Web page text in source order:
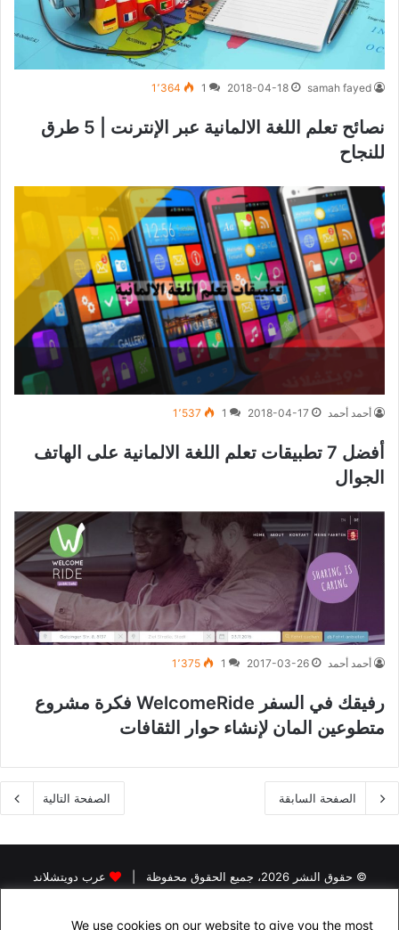
We use cookies on our website to give you the most
samah fayed
2018-04-18
1 1٬364
نصائح تعلم اللغة الالمانية عبر الإنترنت | 5 طرق
للنجاح
أحمد أحمد 2018-04-17
1 1٬537
أفضل 7 تطبيقات تعلم اللغة الالمانية على الهاتف
الجوال
أحمد أحمد 2017-03-26
1 1٬375
رفيقك في السفر WelcomeRide فكرة مشروع
متطوعين المان لإنشاء حوار الثقافات
الصفحة السابقة الصفحة التالية
© حقوق النشر 2026، جميع الحقوق محفوظة |
عرب دويتشلاند